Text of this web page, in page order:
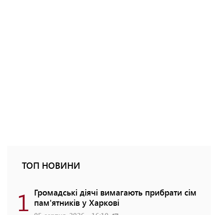
ТОП НОВИНИ
1 Громадські діячі вимагають прибрати сім
пам'ятників у Харкові